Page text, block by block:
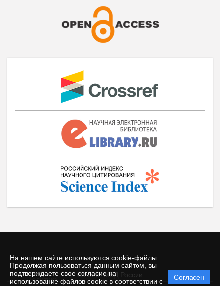
На нашем сайте используются cookie-файлы.
Продолжая пользоваться данным сайтом, вы
подтверждаете свое согласие на
использование файлов cookie в соответствии с
Согласен
© 2025, МВД России
Политика